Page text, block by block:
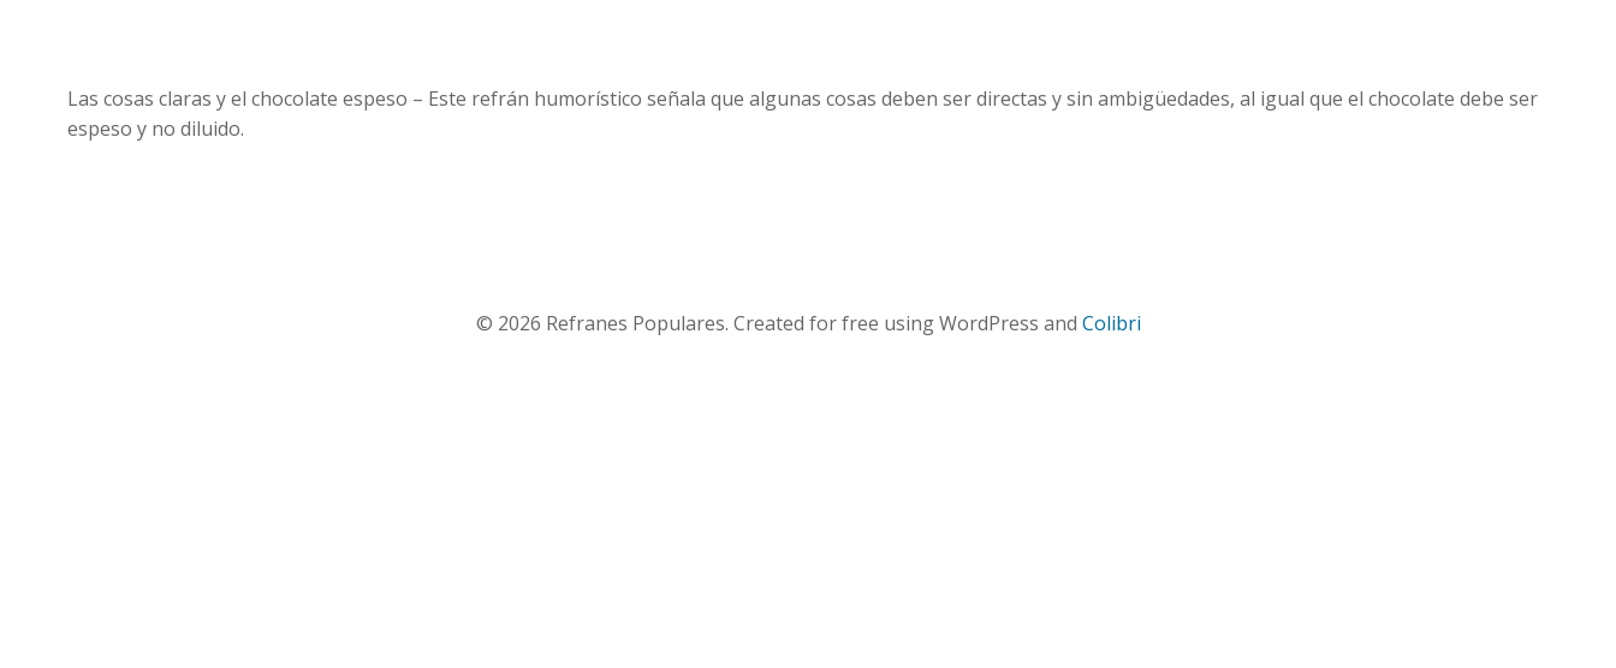
Las cosas claras y el chocolate espeso – Este refrán humorístico señala que algunas cosas deben ser directas y sin ambigüedades, al igual que el chocolate debe ser
espeso y no diluido.
© 2026 Refranes Populares. Created for free using WordPress and Colibri